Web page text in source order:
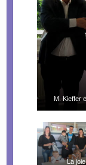
M. Kieffer
La